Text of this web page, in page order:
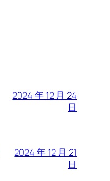
2024 年 12 月 24
日
2024 年 12 月 21
日